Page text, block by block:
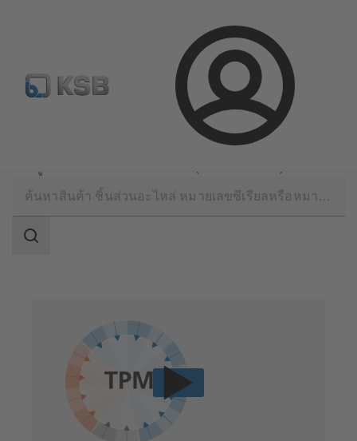
ล็อกอิน
จดหมายข่าวเคเอสบี กำหนดค่าผลิตภัณฑ์
การ
ขอบเขต